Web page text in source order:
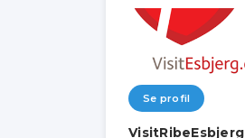
Se profil
VisitRibeEsbjerg